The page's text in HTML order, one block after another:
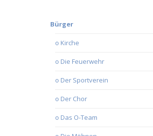
Bürger
o Kirche
o Die Feuerwehr
o Der Sportverein
o Der Chor
o Das O-Team